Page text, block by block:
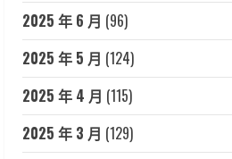
2025 年 6 月 (96)
2025 年 5 月 (124)
2025 年 4 月 (115)
2025 年 3 月 (129)